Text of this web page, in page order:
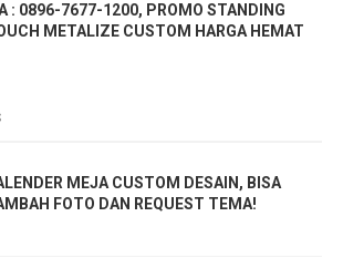
: 0896-7677-1200, PROMO STANDING
METALIZE CUSTOM HARGA HEMAT
MEJA CUSTOM DESAIN, BISA
FOTO DAN REQUEST TEMA!